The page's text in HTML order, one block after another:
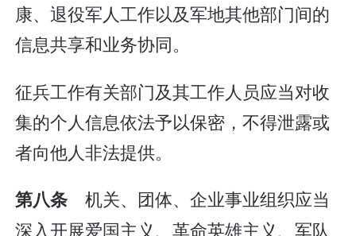
康、退役军人工作以及军地其他部门间的
信息共享和业务协同。
征兵工作有关部门及其工作人员应当对收
集的个人信息依法予以保密，不得泄露或
者向他人非法提供。
第八条 机关、团体、企业事业组织应当
深入开展爱国主义、革命英雄主义、军队